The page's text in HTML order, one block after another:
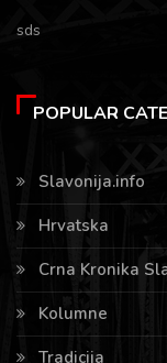
sds
POPULAR
Slavonija.info
Hrvatska
Crna Kronika
Kolumne
Tradicija